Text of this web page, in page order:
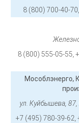
8 (800) 700-40-
8 (800) 555-05-55,
Мособлэнерго,
ул. Куйбышева,
+7 (495) 780-39-62,